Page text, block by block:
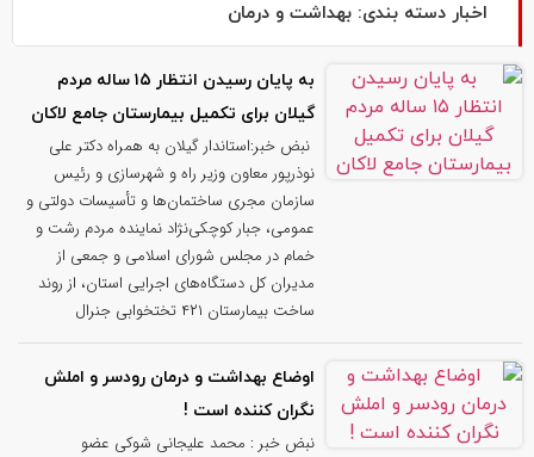
اخبار دسته بندی: بهداشت و درمان
به پایان رسیدن انتظار ۱۵ ساله مردم
گیلان برای تکمیل بیمارستان جامع لاکان
نبض خبر:استاندار گیلان به همراه دکتر علی
نوذرپور معاون وزیر راه و شهرسازی و رئیس
سازمان مجری ساختمان‌ها و تأسیسات دولتی و
عمومی، جبار کوچکی‌نژاد نماینده مردم رشت و
خمام در مجلس شورای اسلامی و جمعی از
مدیران کل دستگاه‌های اجرایی استان، از روند
ساخت بیمارستان ۴۲۱ تختخوابی جنرال
اوضاع بهداشت و درمان رودسر و املش
نگران کننده است !
نبض خبر : محمد علیجانی شوکی عضو